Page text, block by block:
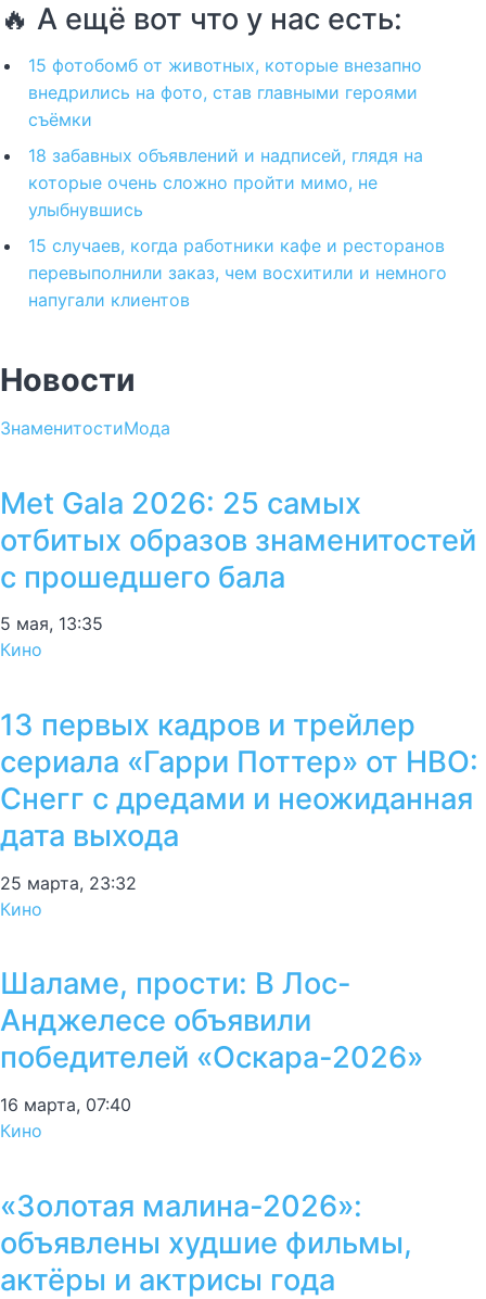
🔥 А ещё вот что у нас есть:
15 фотобомб от животных, которые внезапно
внедрились на фото, став главными героями
съёмки
18 забавных объявлений и надписей, глядя на
которые очень сложно пройти мимо, не
улыбнувшись
15 случаев, когда работники кафе и ресторанов
перевыполнили заказ, чем восхитили и немного
напугали клиентов
Новости
ЗнаменитостиМода
Met Gala 2026: 25 самых
отбитых образов знаменитостей
с прошедшего бала
5 мая, 13:35
Кино
13 первых кадров и трейлер
сериала «Гарри Поттер» от HBO:
Снегг с дредами и неожиданная
дата выхода
25 марта, 23:32
Кино
Шаламе, прости: В Лос-
Анджелесе объявили
победителей «Оскара-2026»
16 марта, 07:40
Кино
«Золотая малина-2026»:
объявлены худшие фильмы,
актёры и актрисы года